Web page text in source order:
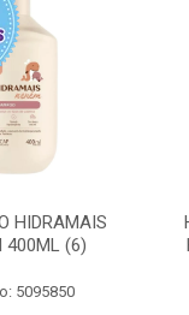
HIDRAMAIS
400ML (6)
5095850